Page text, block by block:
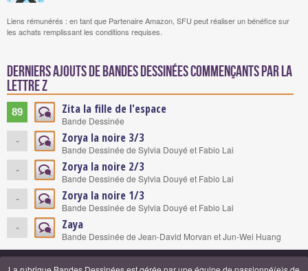
Liens rémunérés : en tant que Partenaire Amazon, SFU peut réaliser un bénéfice sur
les achats remplissant les conditions requises.
Derniers ajouts de bandes dessinées commençants par la
lettre Z
89 Zita la fille de l'espace
Bande Dessinée
-
Zorya la noire 3/3
Bande Dessinée de Sylvia Douyé et Fabio Lai
-
Zorya la noire 2/3
Bande Dessinée de Sylvia Douyé et Fabio Lai
-
Zorya la noire 1/3
Bande Dessinée de Sylvia Douyé et Fabio Lai
-
Zaya
Bande Dessinée de Jean-David Morvan et Jun-Wei Huang